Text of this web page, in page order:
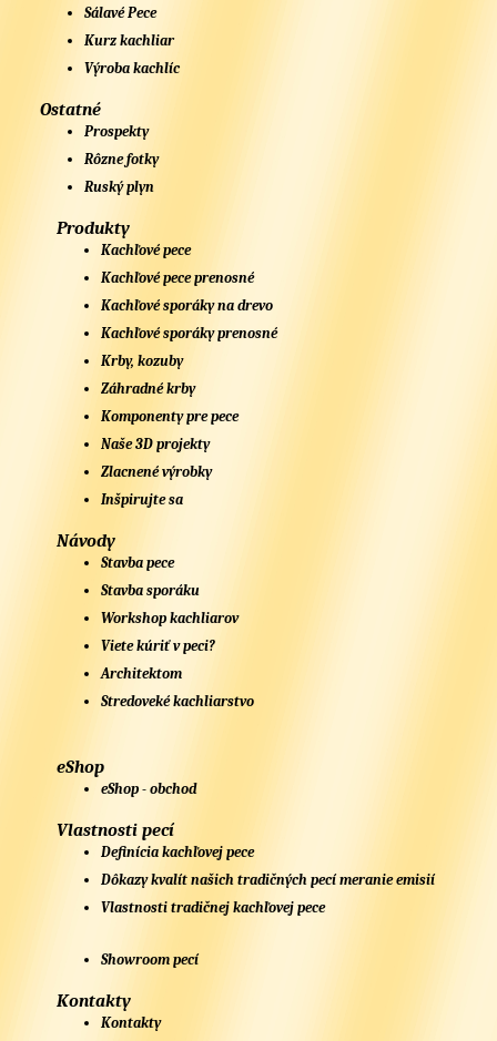
Sálavé Pece
Kurz kachliar
Výroba kachlíc
Ostatné
Prospekty
Rôzne fotky
Ruský plyn
Produkty
Kachľové pece
Kachľové pece prenosné
Kachľové sporáky na drevo
Kachľové sporáky prenosné
Krby, kozuby
Záhradné krby
Komponenty pre pece
Naše 3D projekty
Zlacnené výrobky
Inšpirujte sa
Návody
Stavba pece
Stavba sporáku
Workshop kachliarov
Viete kúriť v peci?
Architektom
Stredoveké kachliarstvo
eShop
eShop - obchod
Vlastnosti pecí
Definícia kachľovej pece
Dôkazy kvalít našich tradičných pecí meranie emisií
Vlastnosti tradičnej kachľovej pece
Showroom pecí
Kontakty
Kontakty